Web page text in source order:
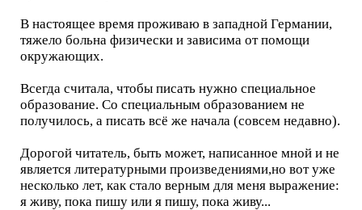
В настоящее время проживаю в западной Германии,
тяжело больна физически и зависима от помощи
окружающих.
Всегда считала, чтобы писать нужно специальное
образование. Со специальным образованием не
получилось, а писать всё же начала (совсем недавно).
Дорогой читатель, быть может, написанное мной и не
является литературными произведениями,но вот уже
несколько лет, как стало верным для меня выражение:
я живу, пока пишу или я пишу, пока живу...